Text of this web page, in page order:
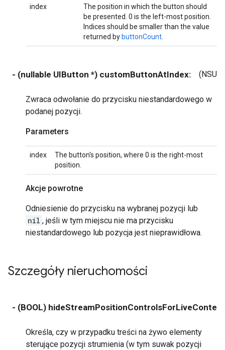
index
The position in which the button should
be presented. 0 is the left-most position.
Indices should be smaller than the value
returned bybuttonCount
- (nullable UIButton *) customButtonAtIndex:
Zwraca odwołanie do przycisku niestandardowego w
podanej pozycji.
Parameters
index
The button's position, where 0 is the right-most
position.
Akcje powrotne
Odniesienie do przycisku na wybranej pozycji lub
nil , jeśli w tym miejscu nie ma przycisku
niestandardowego lub pozycja jest nieprawidłowa.
Szczegóły nieruchomości
- (BOOL) hideStreamPositionControlsForLiveContent
Określa, czy w przypadku treści na żywo elementy
sterujące pozycji strumienia (w tym suwak pozycji